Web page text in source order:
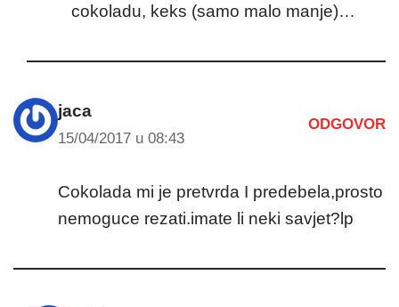
cokoladu, keks (samo malo manje)…
jaca
15/04/2017 u 08:43
ODGOVOR
Cokolada mi je pretvrda I predebela,prosto
nemoguce rezati.imate li neki savjet?lp